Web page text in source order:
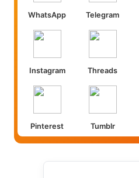
WhatsApp Telegram
Instagram Threads
Pinterest Tumblr